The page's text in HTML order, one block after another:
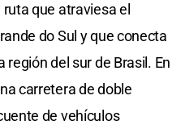
que atraviesa el
do Sul y que conecta
del sur de Brasil. En
carretera de doble
de vehículos